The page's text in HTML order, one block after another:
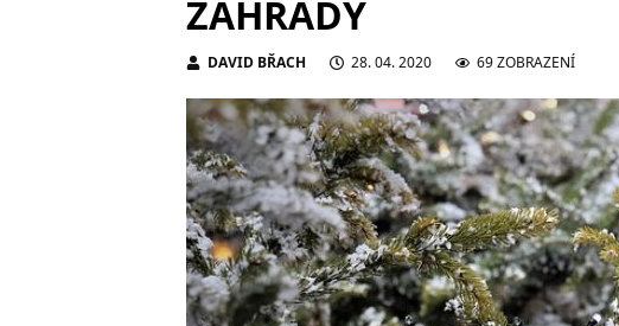
ZAHRADY
DAVID BŘACH 28. 04. 2020 69 ZOBRAZENÍ